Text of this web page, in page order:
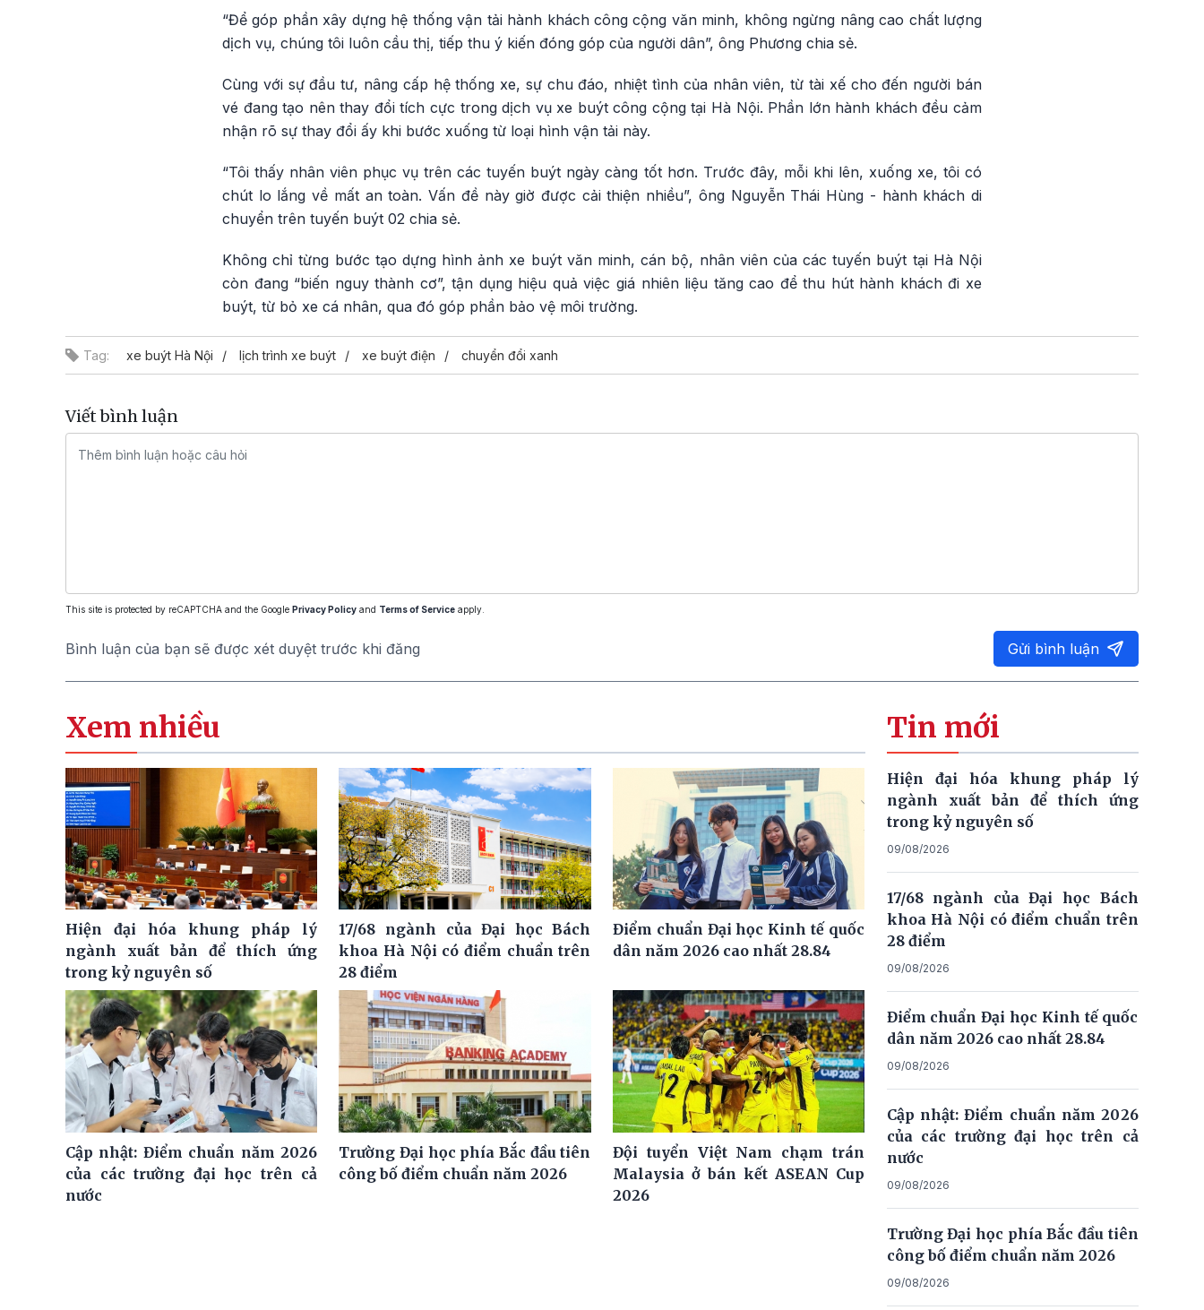
“Để góp phần xây dựng hệ thống vận tải hành khách công cộng văn minh, không ngừng nâng cao chất lượng
dịch vụ, chúng tôi luôn cầu thị, tiếp thu ý kiến đóng góp của người dân”, ông Phương chia sẻ.
Cùng với sự đầu tư, nâng cấp hệ thống xe, sự chu đáo, nhiệt tình của nhân viên, từ tài xế cho đến người bán
vé đang tạo nên thay đổi tích cực trong dịch vụ xe buýt công cộng tại Hà Nội. Phần lớn hành khách đều cảm
nhận rõ sự thay đổi ấy khi bước xuống từ loại hình vận tải này.
“Tôi thấy nhân viên phục vụ trên các tuyến buýt ngày càng tốt hơn. Trước đây, mỗi khi lên, xuống xe, tôi có
chút lo lắng về mất an toàn. Vấn đề này giờ được cải thiện nhiều”, ông Nguyễn Thái Hùng - hành khách di
chuyển trên tuyến buýt 02 chia sẻ.
Không chỉ từng bước tạo dựng hình ảnh xe buýt văn minh, cán bộ, nhân viên của các tuyến buýt tại Hà Nội
còn đang “biến nguy thành cơ”, tận dụng hiệu quả việc giá nhiên liệu tăng cao để thu hút hành khách đi xe
buýt, từ bỏ xe cá nhân, qua đó góp phần bảo vệ môi trường.
Tag: xe buýt Hà Nội lịch trình xe buýt xe buýt điện chuyển đổi xanh
Viết bình luận
This site is protected by reCAPTCHA and the Google Privacy Policy and Terms of Service apply.
Bình luận của bạn sẽ được xét duyệt trước khi đăng Gửi bình luận
Xem nhiều
Hiện đại hóa khung pháp lý
ngành xuất bản để thích ứng
trong kỷ nguyên số
17/68 ngành của Đại học Bách
khoa Hà Nội có điểm chuẩn trên
28 điểm
Điểm chuẩn Đại học Kinh tế quốc
dân năm 2026 cao nhất 28.84
Cập nhật: Điểm chuẩn năm 2026
của các trường đại học trên cả
nước
Trường Đại học phía Bắc đầu tiên
công bố điểm chuẩn năm 2026
Đội tuyển Việt Nam chạm trán
Malaysia ở bán kết ASEAN Cup
2026
Tin mới
Hiện đại hóa khung pháp lý
ngành xuất bản để thích ứng
trong kỷ nguyên số
09/08/2026
17/68 ngành của Đại học Bách
khoa Hà Nội có điểm chuẩn trên
28 điểm
09/08/2026
Điểm chuẩn Đại học Kinh tế quốc
dân năm 2026 cao nhất 28.84
09/08/2026
Cập nhật: Điểm chuẩn năm 2026
của các trường đại học trên cả
nước
09/08/2026
Trường Đại học phía Bắc đầu tiên
công bố điểm chuẩn năm 2026
09/08/2026